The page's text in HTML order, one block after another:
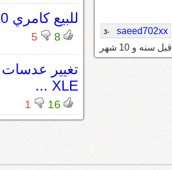
saeed702xx
-3
قبل سنه و 10 شهر
للبيع كامري 2010
8
5
تغيير
XLE ...
16
1